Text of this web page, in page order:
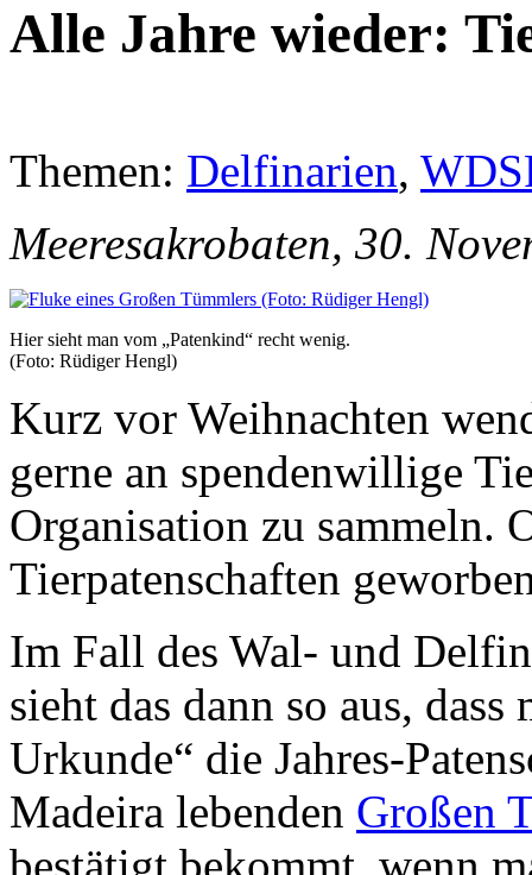
Alle Jahre wieder:
Themen: Delfinarien,
Meeresakrobaten, 30.
Hier sieht man vom „Patenkind“ recht wenig.
(Foto: Rüdiger Hengl)
Kurz vor Weihnachten
gerne an spendenwillige
Organisation zu sammeln.
Tierpatenschaften
Im Fall des Wal- und
sieht das dann so aus,
Urkunde“ die Jahres-
Madeira lebenden Großen